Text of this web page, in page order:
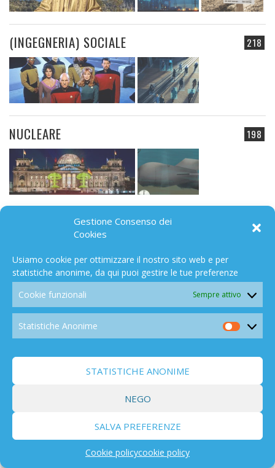
Gestione Consenso dei
Cookies
Usiamo cookie per ottimizzare il nostro sito web e per
statistiche anonime, da qui puoi gestire le tue preferenze
Cookie funzionali
Sempre attivo
Statistiche Anonime
STATISTICHE ANONIME
NEGO
SALVA PREFERENZE
Cookie policycookie policy
218
(INGEGNERIA) SOCIALE
198
NUCLEARE
846
194
SPAZIO
838
EFFETTI